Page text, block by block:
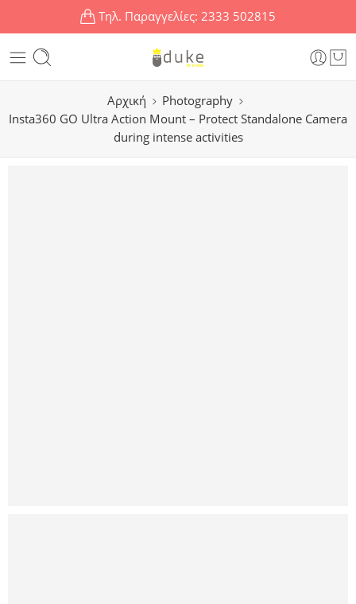
Τηλ. Παραγγελίες: 2333 502815
Αρχική
Photography
Insta360 GO Ultra Action Mount – Protect Standalone Camera
during intense activities